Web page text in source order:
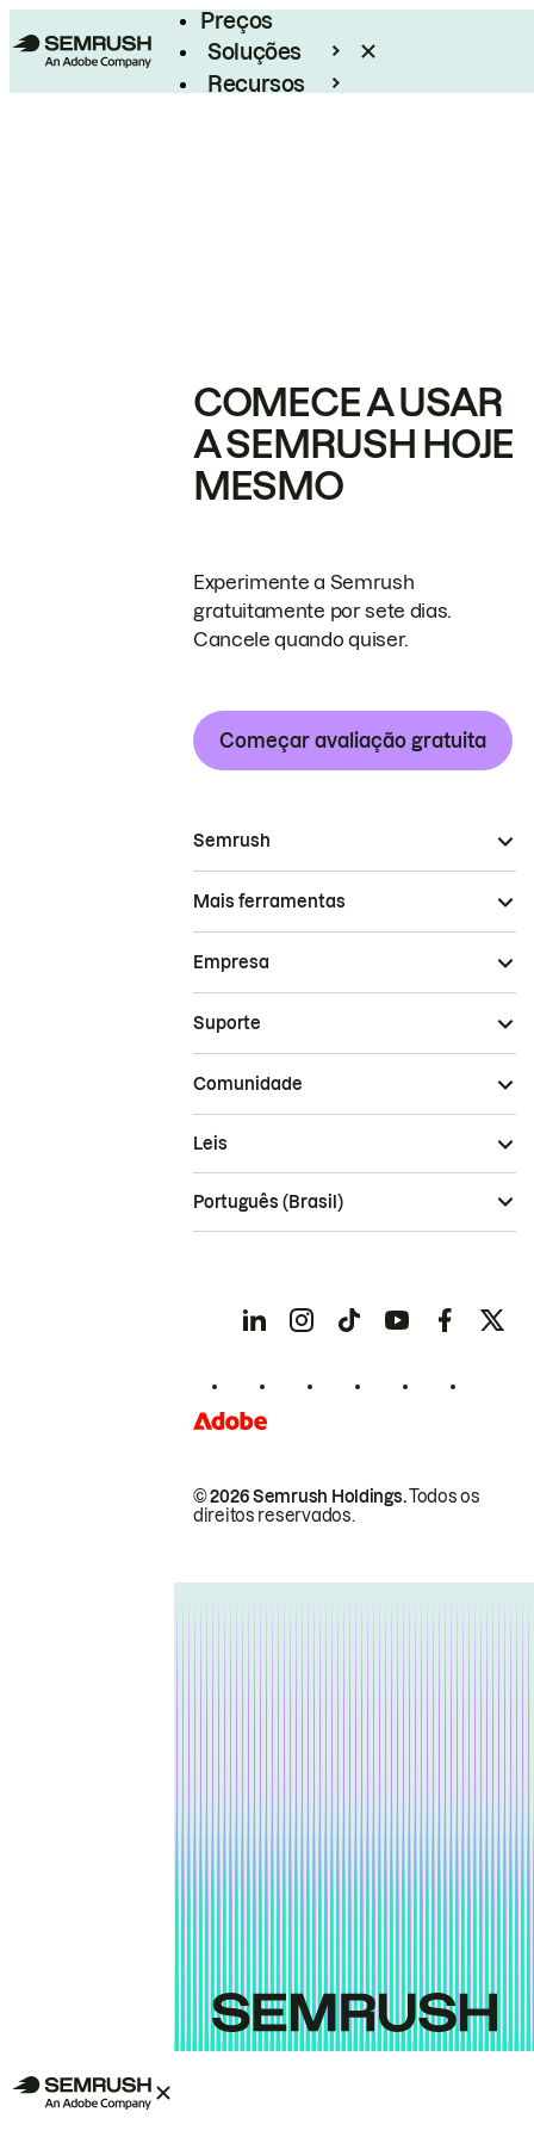
Preços
Soluções
Recursos
COMECE A USAR
A SEMRUSH HOJE
MESMO
Experimente a Semrush
gratuitamente por sete dias.
Cancele quando quiser.
Começar avaliação gratuita
Semrush
Mais ferramentas
Empresa
Suporte
Comunidade
© 2026 Semrush Holdings.Todos os
direitos reservados.
Leis
Português (Brasil)